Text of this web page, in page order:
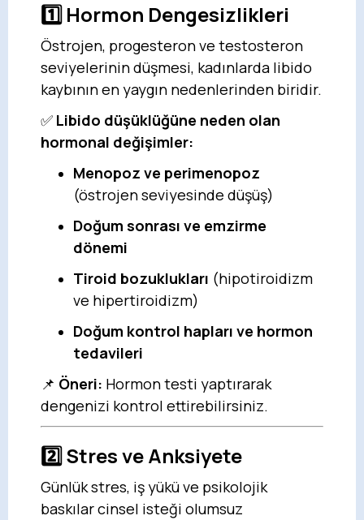
1️⃣Hormon Dengesizlikleri
Östrojen, progesteron ve testosteron
seviyelerinin düşmesi, kadınlarda libido
kaybının en yaygın nedenlerinden biridir.
✅ Libido düşüklüğüne neden olan
hormonal değişimler:
Menopoz ve perimenopoz
(östrojen seviyesinde düşüş)
Doğum sonrası ve emzirme
dönemi
Tiroid bozuklukları (hipotiroidizm
ve hipertiroidizm)
Doğum kontrol hapları ve hormon
tedavileri
📌 Öneri: Hormon testi yaptırarak
dengenizi kontrol ettirebilirsiniz.
2️⃣Stres ve Anksiyete
Günlük stres, iş yükü ve psikolojik
baskılar cinsel isteği olumsuz